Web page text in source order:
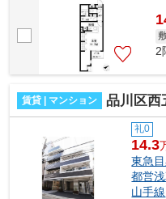
2
賃貸 | マンション 品川区西
礼0
14.3
東急
都営
山手線